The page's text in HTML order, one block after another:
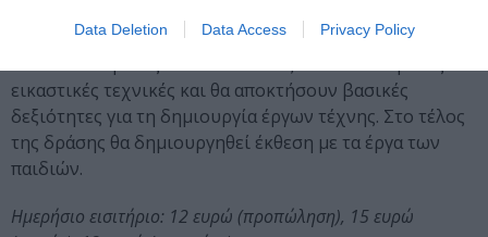
Data Deletion Data Access Privacy Policy
δημιουργήσουν πρωτότυπα έργα τέχνης μέσα από την
εικαστικές τεχνικές και θα αποκτήσουν βασικές
δεξιότητες για τη δημιουργία έργων τέχνης. Στο τέλος
της δράσης θα δημιουργηθεί έκθεση με τα έργα των
παιδιών.
Ημερήσιο εισιτήριο: 12 ευρώ (προπώληση), 15 ευρώ